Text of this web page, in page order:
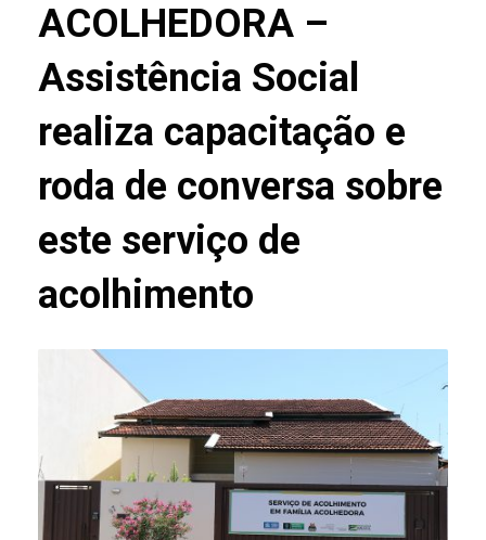
ACOLHEDORA –
Assistência Social
realiza capacitação e
roda de conversa sobre
este serviço de
acolhimento